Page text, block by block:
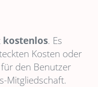
kostenlos. Es
Kosten oder
den Benutzer
Mitgliedschaft.